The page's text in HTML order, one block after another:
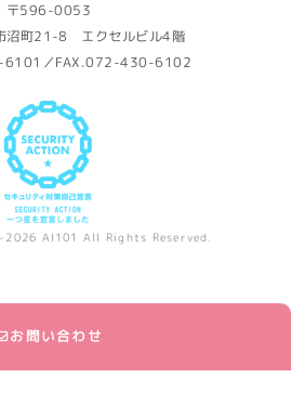
〒596-0053
沼町21-8 エクセルビル4階
6101／FAX.072-430-6102
AI101 All Rights Reserved.
お問い合わせ